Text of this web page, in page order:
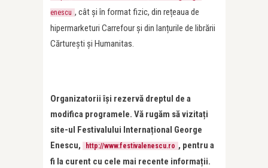
enescu , cât și în format fizic, din rețeaua de
hipermarketuri Carrefour și din lanțurile de librării
Cărturești și Humanitas.
Organizatorii își rezervă dreptul de a
modifica programele. Vă rugăm să vizitați
site-ul Festivalului Internațional George
Enescu,
http://www.festivalenescu.ro , pentru a
fi la curent cu cele mai recente informații.